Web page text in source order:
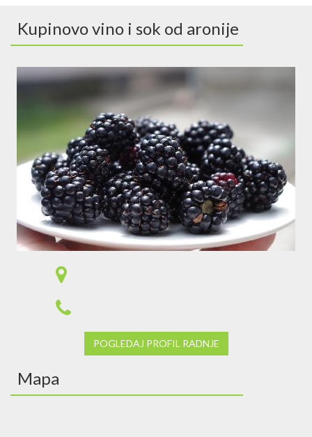
Kupinovo vino i sok od aronije
POGLEDAJ PROFIL RADNJE
Mapa